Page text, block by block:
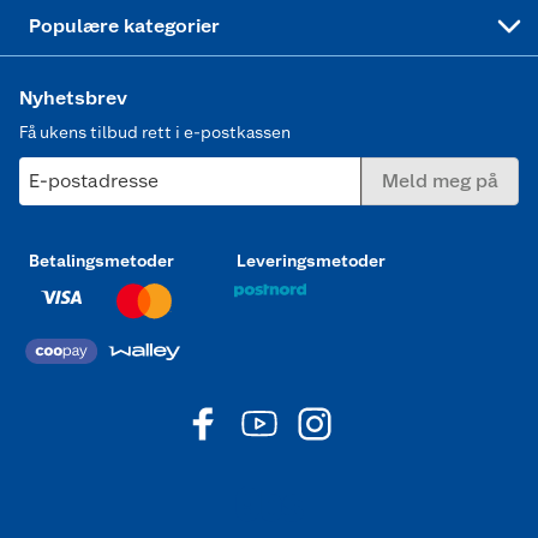
Populære kategorier
Nyhetsbrev
Få ukens tilbud rett i e-postkassen
E-postadresse Meld meg på
Betalingsmetoder Leveringsmetoder